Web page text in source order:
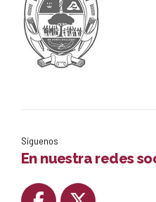
Síguenos
En nuestra redes